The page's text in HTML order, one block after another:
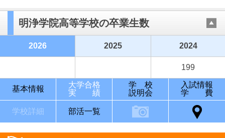
明浄学院高等学校の卒業生数
2026 2025 2024
199
基本情報
大学合格
実 績
学 校
説明会
入試情報
学 費
学校詳細 部活一覧